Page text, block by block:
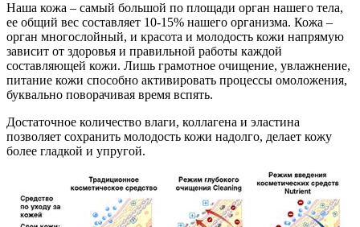
Наша кожа – самый большой по площади орган нашего тела,
ее общий вес составляет 10-15% нашего организма. Кожа –
орган многослойный, и красота и молодость кожи напрямую
зависит от здоровья и правильной работы каждой
составляющей кожи. Лишь грамотное очищение, увлажнение,
питание кожи способно активировать процессы омоложения,
буквально поворачивая время вспять.
Достаточное количество влаги, коллагена и эластина
позволяет сохранить молодость кожи надолго, делает кожу
более гладкой и упругой.